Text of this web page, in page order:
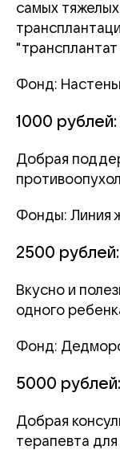
самых
Фонд:
1000 рублей:
Добрая
Фонды: Линия
2500 рублей:
Вкусно и
одного
Фонд:
5000 рублей:
Добрая
терапевта